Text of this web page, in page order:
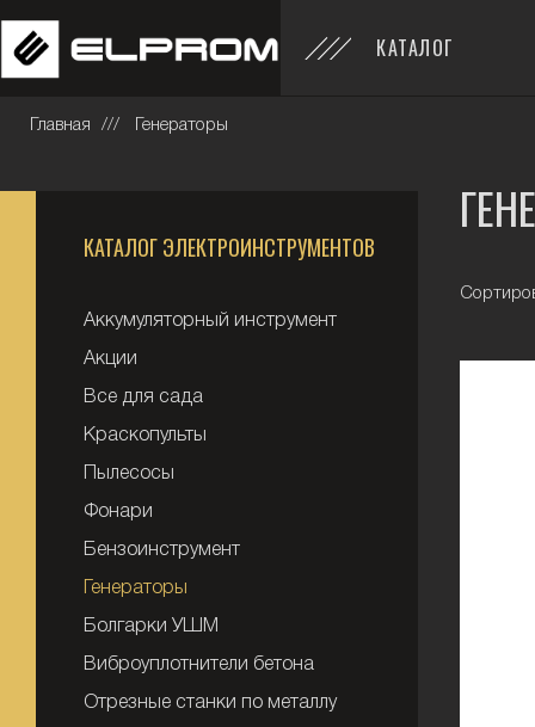
КАТАЛОГ
Главная Генераторы
КАТАЛОГ ЭЛЕКТРОИНСТРУМЕНТОВ
Аккумуляторный инструмент
Акции
Все для сада
Краскопульты
Пылесосы
Фонари
Бензоинструмент
Генераторы
Болгарки УШМ
Виброуплотнители бетона
Отрезные станки по металлу